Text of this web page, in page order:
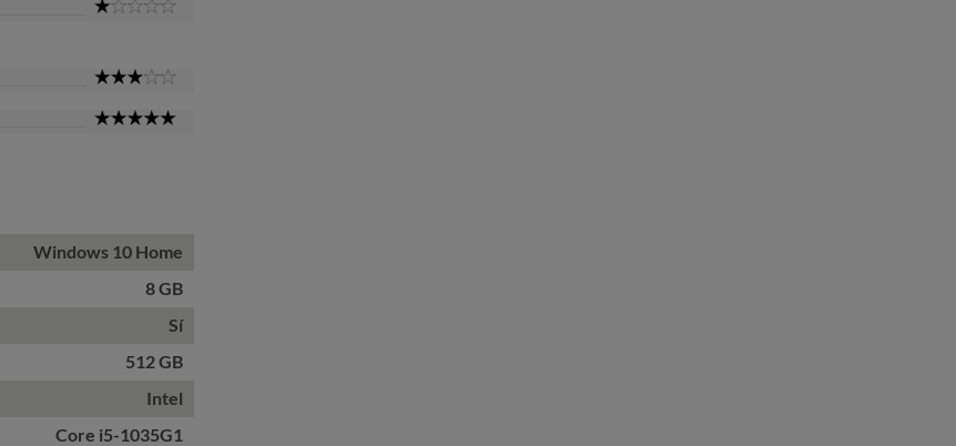
Windows 10 Home
8 GB
Sí
512 GB
Intel
Core i5-1035G1